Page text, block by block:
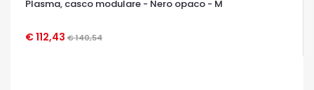
Plasma, casco modulare - Nero opaco - M
€ 112,43 € 140,54
OCCHIATA VELOCE